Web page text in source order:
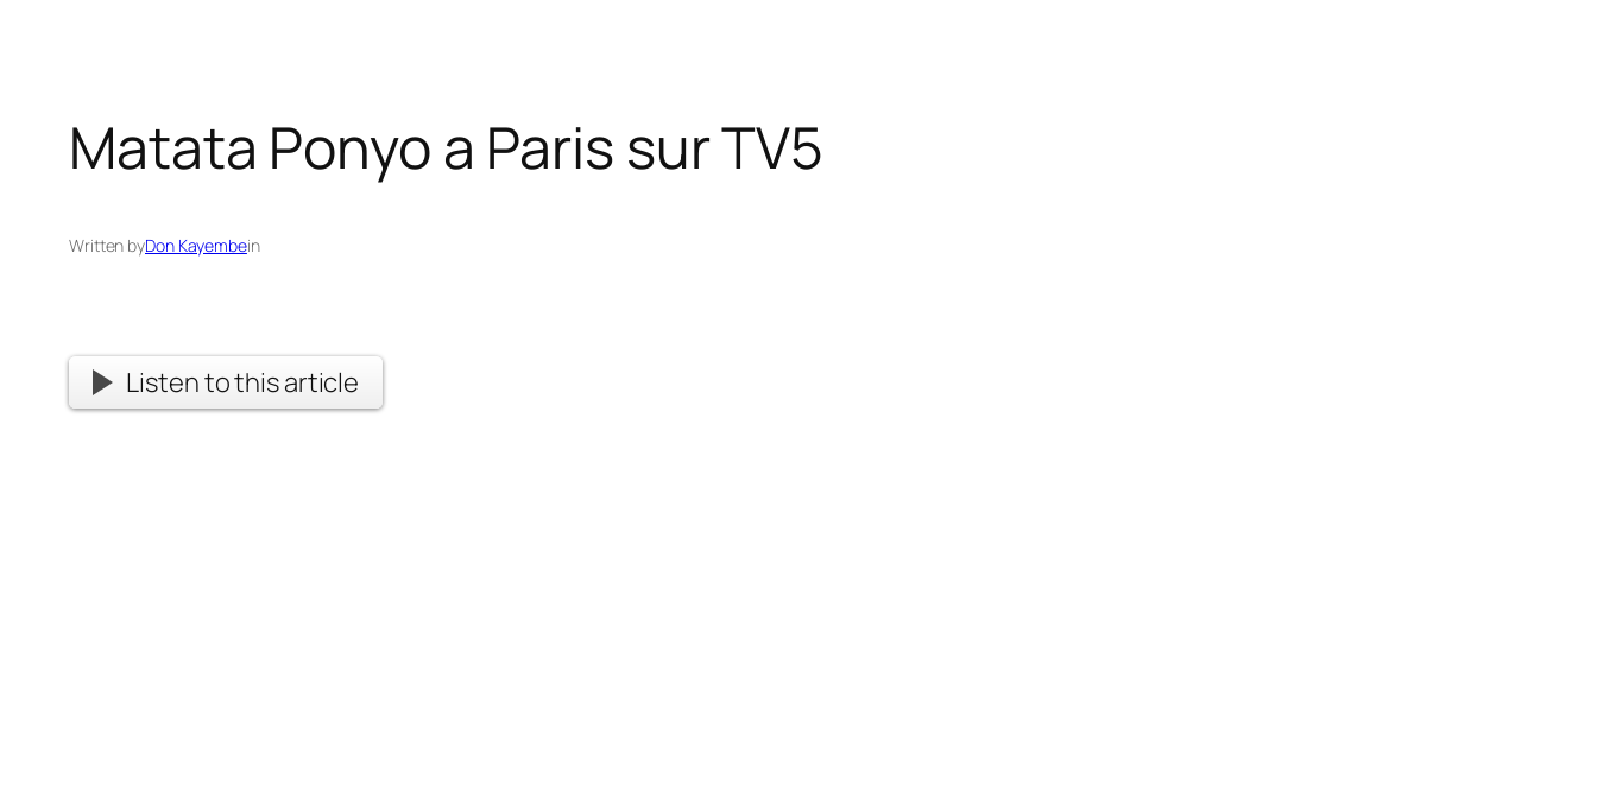
Matata Ponyo a Paris sur TV5
Written byDon Kayembein
Listen to this article